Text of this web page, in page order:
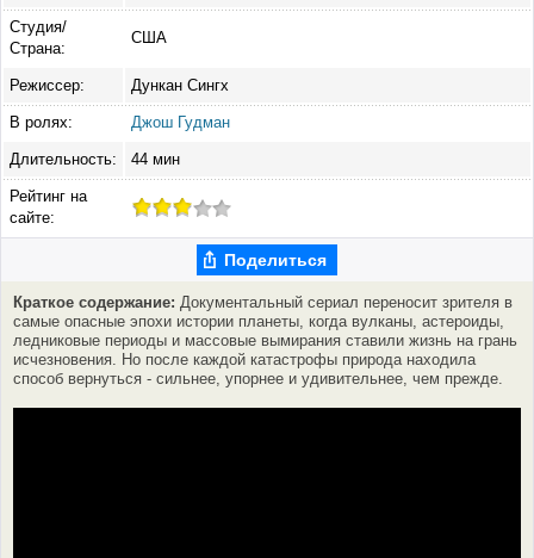
Студия/
Страна:
США
Режиссер: Дункан Сингх
В ролях: Джош Гудман
Длительность: 44 мин
Рейтинг на
сайте:
Поделиться
Краткое содержание: Документальный сериал переносит зрителя в
самые опасные эпохи истории планеты, когда вулканы, астероиды,
ледниковые периоды и массовые вымирания ставили жизнь на грань
исчезновения. Но после каждой катастрофы природа находила
способ вернуться - сильнее, упорнее и удивительнее, чем прежде.